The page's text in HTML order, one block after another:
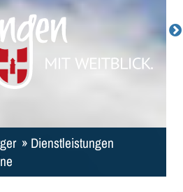
» Dienstleistungen